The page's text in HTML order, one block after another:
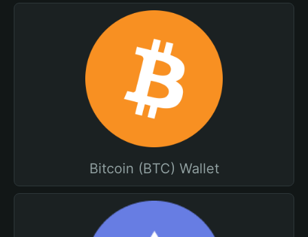
Bitcoin (BTC) Wallet